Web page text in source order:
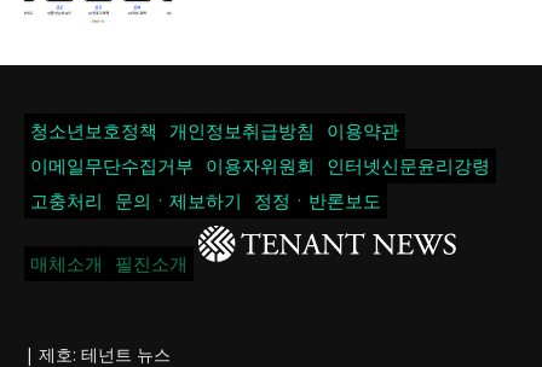
청소년보호정책 개인정보취급방침
이용약관
이메일무단수집거부
이용자위원회
인터넷신문윤리강령
고충처리
문의ㆍ제보하기 정정ㆍ반론보도
매체소개 필진소개
| 제호: 테넌트 뉴스